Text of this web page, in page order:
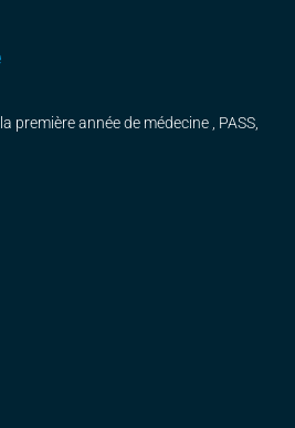
première année de médecine , PASS,